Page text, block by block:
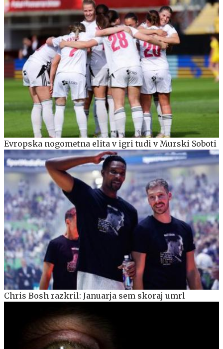
Evropska nogometna elita v igri tudi v Murski Soboti
Chris Bosh razkril: Januarja sem skoraj umrl